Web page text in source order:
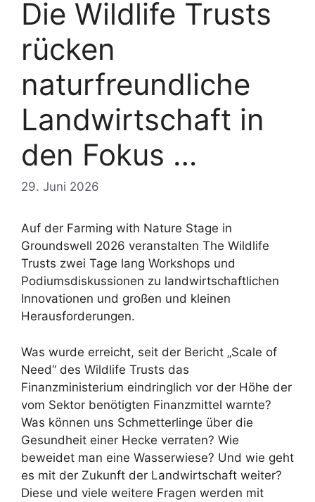
Die Wildlife Trusts
rücken
naturfreundliche
Landwirtschaft in
den Fokus …
29. Juni 2026
Auf der Farming with Nature Stage in
Groundswell 2026 veranstalten The Wildlife
Trusts zwei Tage lang Workshops und
Podiumsdiskussionen zu landwirtschaftlichen
Innovationen und großen und kleinen
Herausforderungen.
Was wurde erreicht, seit der Bericht „Scale of
Need“ des Wildlife Trusts das
Finanzministerium eindringlich vor der Höhe der
vom Sektor benötigten Finanzmittel warnte?
Was können uns Schmetterlinge über die
Gesundheit einer Hecke verraten? Wie
beweidet man eine Wasserwiese? Und wie geht
es mit der Zukunft der Landwirtschaft weiter?
Diese und viele weitere Fragen werden mit